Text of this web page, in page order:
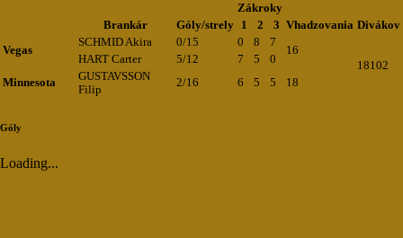
Zákroky
Brankár
Góly/strely 1 2 3 Vhadzovania Divákov
Vegas
SCHMID Akira 0/15 0 8 7
16
18102
HART Carter 5/12 7 5
0
Minnesota
GUSTAVSSON
Filip
2/16 6 5 5 18
Góly
Loading...